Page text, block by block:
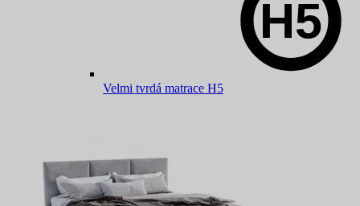
Velmi tvrdá matrace H5